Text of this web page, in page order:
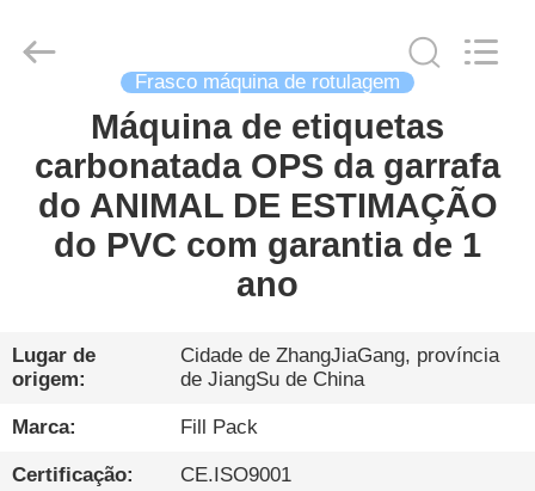
PRODUTOS
EXCURSÃO
DA
FÁBRICA
PACK
Machinery
Frasco máquina de rotulagem
Máquina de etiquetas
carbonatada OPS da garrafa
do ANIMAL DE ESTIMAÇÃO
do PVC com garantia de 1
ano
Lugar de
origem:
Cidade de ZhangJiaGang, província
de JiangSu de China
Marca: Fill Pack
Certificação: CE.ISO9001